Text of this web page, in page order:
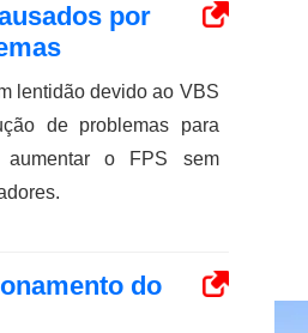
​​por
lentidão devido ao VBS
de problemas para
aumentar o FPS sem
do